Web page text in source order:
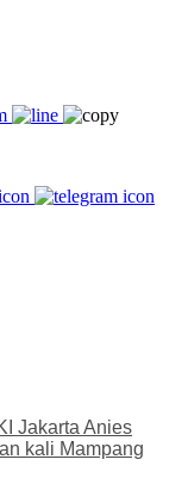
Jakarta Anies
kali Mampang